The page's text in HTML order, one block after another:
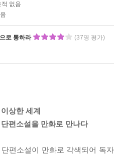
없음
로 통하라 (37명 평가)
상한 세계
편소설을 만화로 만나다
편소설이 만화로 각색되어 독